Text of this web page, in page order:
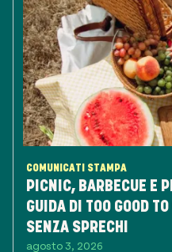
COMUNICATI STAMPA
PICNIC, BARBECUE E
GUIDA DI TOO GOOD
SENZA SPRECHI
agosto 3, 2026